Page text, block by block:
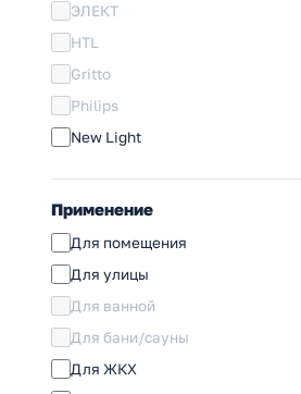
ЭЛЕКТ
HTL
Gritto
Philips
New Light
Применение
Для помещения
Для улицы
Для ванной
Для бани/сауны
Для ЖКХ